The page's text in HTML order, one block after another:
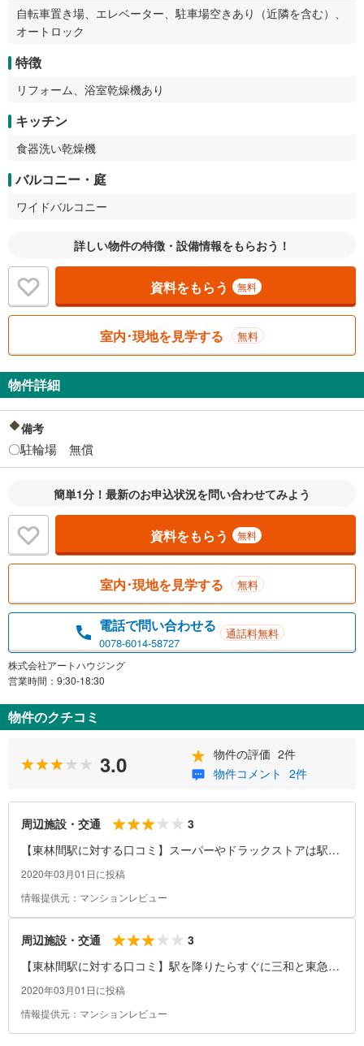
自転車置き場、エレベーター、駐車場空きあり（近隣を含む）、
オートロック
特徴
リフォーム、浴室乾燥機あり
キッチン
食器洗い乾燥機
バルコニー・庭
ワイドバルコニー
詳しい物件の特徴・設備情報をもらおう！
資料をもらう 無料
室内･現地を見学する 無料
物件詳細
備考
〇駐輪場 無償
簡単1分！最新のお申込状況を問い合わせてみよう
資料をもらう 無料
室内･現地を見学する 無料
電話で問い合わせる
0078-6014-58727
通話料無料
株式会社アートハウジング
営業時間：9:30-18:30
物件のクチコミ
3.0 物件の評価 2件
物件コメント 2件
周辺施設・交通
3
【東林間駅に対する口コミ】スーパーやドラックストアは駅周
辺にあるのですが衣服や家具家電などは隣の相模大野駅まで行
2020年03月01日に投稿
情報提供元：マンションレビュー
周辺施設・交通
3
【東林間駅に対する口コミ】駅を降りたらすぐに三和と東急と
二つのスーパーがあり、コンビニも駅構内にセブンイレブンが
すが隣駅には相模大野と中央林間都心に出るには不便がなく、
新宿にも４０分程度で着きます。夜道は外灯が少ないところが
2020年03月01日に投稿
情報提供元：マンションレビュー